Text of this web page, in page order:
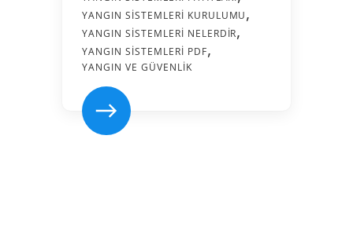
YANGIN SISTEMLERI KURULUMU
YANGIN SISTEMLERI NELERDIR
YANGIN SISTEMLERI PDF
YANGIN VE GÜVENLIK